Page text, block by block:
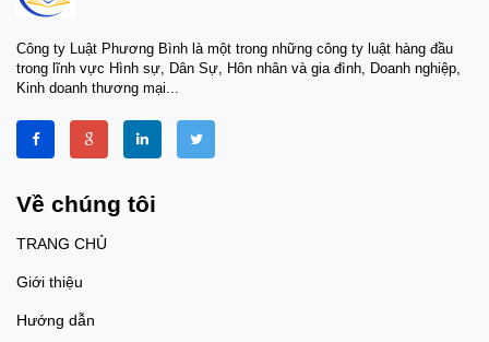
Công ty Luật Phương Bình là một trong những công ty luật hàng đầu
trong lĩnh vực Hình sự, Dân Sự, Hôn nhân và gia đình, Doanh nghiệp,
Kinh doanh thương mại...
Về chúng tôi
TRANG CHỦ
Giới thiệu
Hướng dẫn